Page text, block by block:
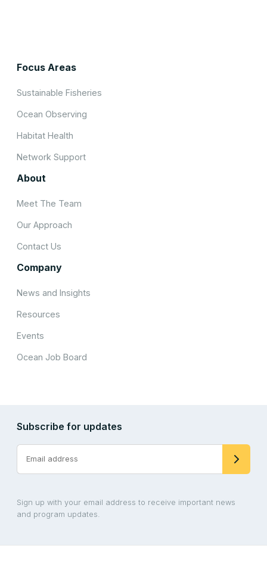
Focus Areas
Sustainable Fisheries
Ocean Observing
Habitat Health
Network Support
About
Meet The Team
Our Approach
Contact Us
Company
News and Insights
Resources
Events
Ocean Job Board
Subscribe for updates
Sign up with your email address to receive important news
and program updates.